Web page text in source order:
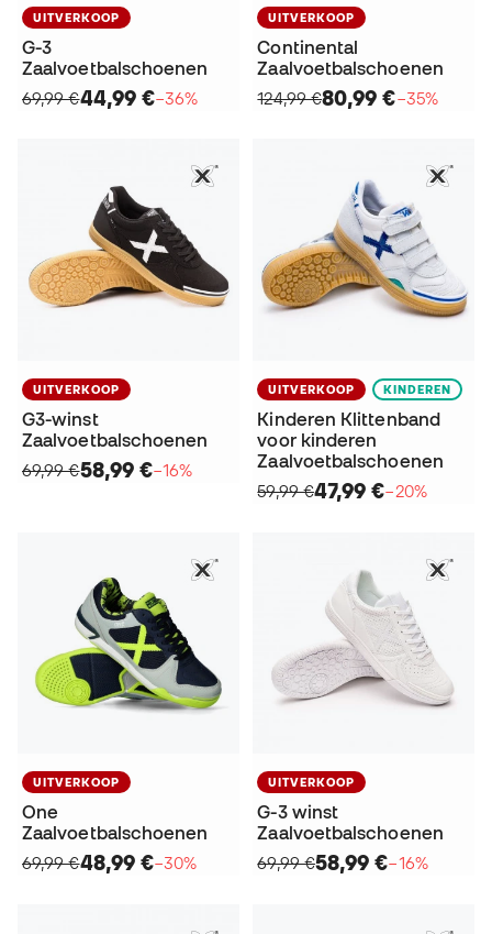
UITVERKOOP
G-3
Zaalvoetbalschoenen
69,99 €44,99 €−36%
UITVERKOOP
Continental
Zaalvoetbalschoenen
124,99 €80,99 €−35%
UITVERKOOP
G3-winst
Zaalvoetbalschoenen
69,99 €58,99 €−16%
UITVERKOOP KINDEREN
Kinderen Klittenband
voor kinderen
Zaalvoetbalschoenen
59,99 €47,99 €−20%
UITVERKOOP
One
Zaalvoetbalschoenen
69,99 €48,99 €−30%
UITVERKOOP
G-3 winst
Zaalvoetbalschoenen
69,99 €58,99 €−16%